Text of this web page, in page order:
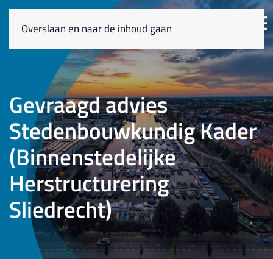
Overslaan en naar de inhoud gaan
Gevraagd advies
Stedenbouwkundig Kader
(Binnenstedelijke
Herstructurering
Sliedrecht)